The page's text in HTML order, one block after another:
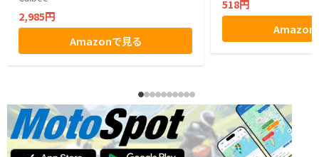
2,985円
Amazonで見る
518円
Amazon